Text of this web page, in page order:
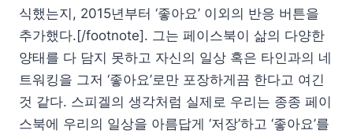
식했는지, 2015년부터 ‘좋아요’ 이외의 반응 버튼을
추가했다.[/footnote]. 그는 페이스북이 삶의 다양한
양태를 다 담지 못하고 자신의 일상 혹은 타인과의 네
트워킹을 그저 ‘좋아요’로만 포장하게끔 한다고 여긴
것 같다. 스피겔의 생각처럼 실제로 우리는 종종 페이
스북에 우리의 일상을 아름답게 ‘저장’하고 ‘좋아요’를